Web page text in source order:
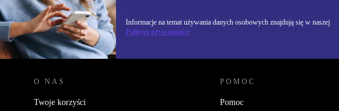
Informacje na temat używania danych osobowych znajdują się w naszej
Polityce prywatności
REFURBED POLSKA - RETHINK NEW.
O NAS
Twoje korzyści
POMOC
Pomoc